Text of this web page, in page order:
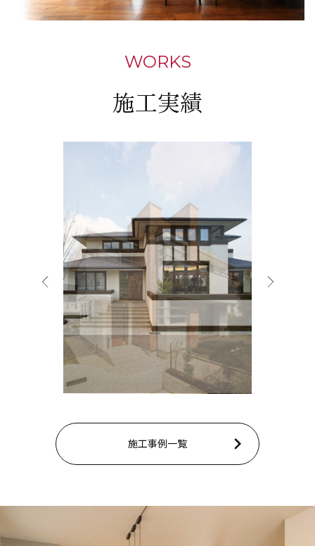
WORKS
施工実績
施工事例一覧